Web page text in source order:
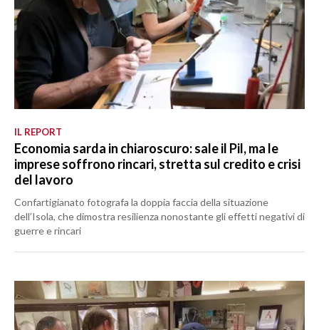
IL REPORT
Economia sarda in chiaroscuro: sale il Pil, ma le
imprese soffrono rincari, stretta sul credito e crisi
del lavoro
Confartigianato fotografa la doppia faccia della situazione
dell’Isola, che dimostra resilienza nonostante gli effetti negativi di
guerre e rincari